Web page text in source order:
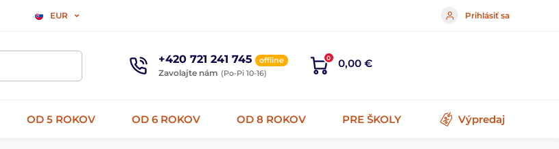
EUR Prihlásiť sa
+420 721 241 745 offline
Zavolajte nám (Po-Pi 10-16)
0 0,00 €
OD 5 ROKOV OD 6 ROKOV OD 8 ROKOV PRE ŠKOLY Výpredaj